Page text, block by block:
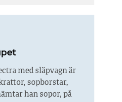
med släpvagn är
sopborstar,
han sopor, på